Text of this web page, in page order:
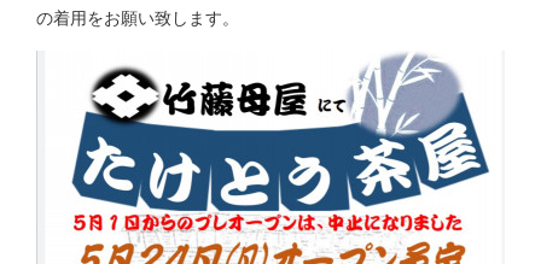
の着用をお願い致します。